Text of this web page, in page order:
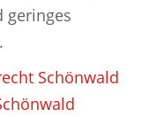
geringes
Schönwald